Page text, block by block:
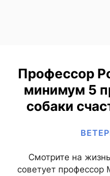
Профессор
минимум 5
собаки
Смотрите на
советует профессор